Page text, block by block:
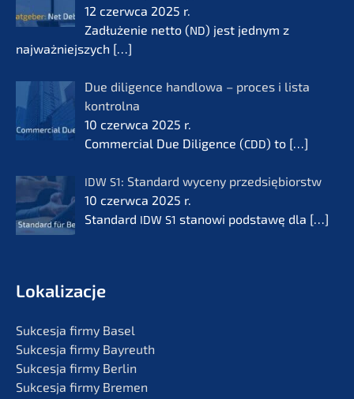
12 czerw­ca 2025 r.
Zadłuże­nie netto (ND) jest jednym z
najważ­nie­js­zych […]
Due diligence handlo­wa – proces i lista
kontrol­na
10 czerw­ca 2025 r.
Commer­cial Due Diligence (CDD) to […]
IDW S1: Standard wyceny przedsię­bi­orstw
10 czerw­ca 2025 r.
Standard IDW S1 stanowi podsta­wę dla […]
Lokali­zac­je
Sukces­ja firmy Basel
Sukces­ja firmy Bayreuth
Sukces­ja firmy Berlin
Sukces­ja firmy Bremen